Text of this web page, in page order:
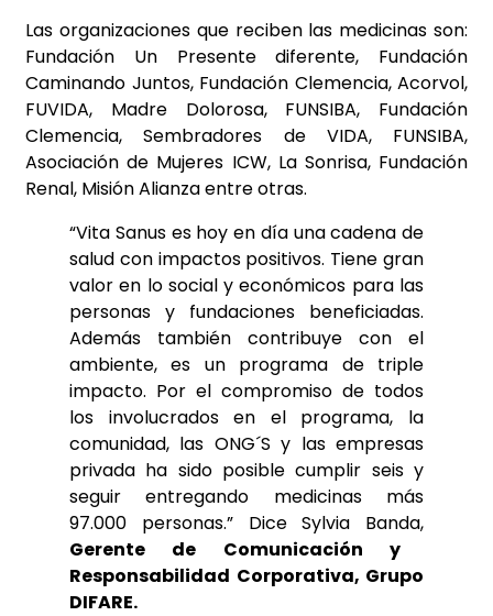
Las organizaciones que reciben las medicinas son:
Fundación Un Presente diferente, Fundación
Caminando Juntos, Fundación Clemencia, Acorvol,
FUVIDA, Madre Dolorosa, FUNSIBA, Fundación
Clemencia, Sembradores de VIDA, FUNSIBA,
Asociación de Mujeres ICW, La Sonrisa, Fundación
Renal, Misión Alianza entre otras.
“Vita Sanus es hoy en día una cadena de
salud con impactos positivos. Tiene gran
valor en lo social y económicos para las
personas y fundaciones beneficiadas.
Además también contribuye con el
ambiente, es un programa de triple
impacto. Por el compromiso de todos
los involucrados en el programa, la
comunidad, las ONG´S y las empresas
privada ha sido posible cumplir seis y
seguir entregando medicinas más
97.000 personas.” Dice Sylvia Banda,
Gerente de Comunicación y
Responsabilidad Corporativa, Grupo
DIFARE.